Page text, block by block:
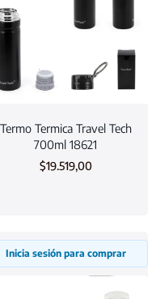
Termo Termica Travel Tech
700ml 18621
$19.519,00
Inicia sesión para comprar